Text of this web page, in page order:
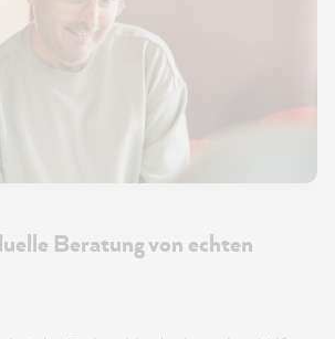
Beratung von echten